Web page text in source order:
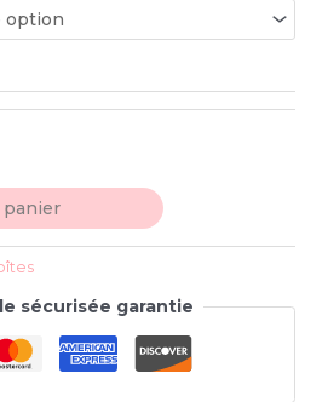
panier
sécurisée garantie